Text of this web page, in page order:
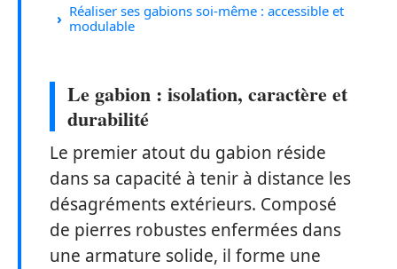
Réaliser ses gabions soi-même : accessible et
modulable
Le gabion : isolation, caractère et
durabilité
Le premier atout du gabion réside
dans sa capacité à tenir à distance les
désagréments extérieurs. Composé
de pierres robustes enfermées dans
une armature solide, il forme une